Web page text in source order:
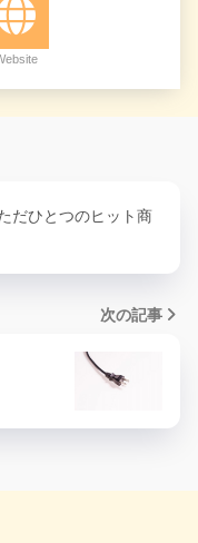
だひとつのヒット商
次の記事